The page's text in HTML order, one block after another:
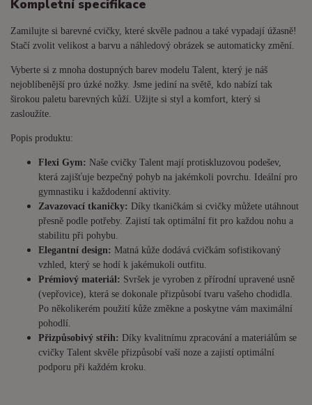
Kompletní specifikace
Zamilujte si barevné cvičky, které skvěle padnou a také vypadají úžasně!
Stačí zvolit velikost a barvu a náhledový obrázek se automaticky změní.
Vyberte si z mnoha dostupných barev modelu Talent, který je náš
nejoblíbenější pro úzké nožky. Jsme jediní na světě, kdo nabízí tak
širokou paletu barevných kůží. Užijte si styl a komfort, který si
zasloužíte.
Popis produktu:
Flexi Gym: Naše cvičky Talent mají protiskluzovou podešev,
která zajišťuje bezpečný pohyb na jakémkoli povrchu. Ideální pro
gymnastiku i každodenní aktivity.
Zavazovací tkaničky: Díky tkaničkám si cvičky můžete utáhnout
přesně podle potřeby. Zajistí tak optimální fit pro každou nohu a
stabilitu při pohybu.
Elegantní design: Matná kůže dodává cvičkám sofistikovaný
vzhled, který se hodí k jakémukoli outfitu.
Prémiový materiál: Svršek je vyroben z přírodní upravené usně
(vepřovice), která se dokonale přizpůsobí tvaru vašeho chodidla.
Po několikerém použití kůže změkne a poskytne vám maximální
pohodlí.
Přizpůsobivý střih: Díky kvalitnímu zpracování a materiálům se
cvičky Talent skvěle přizpůsobí vaší noze a zajistí optimální
podporu při každém kroku.